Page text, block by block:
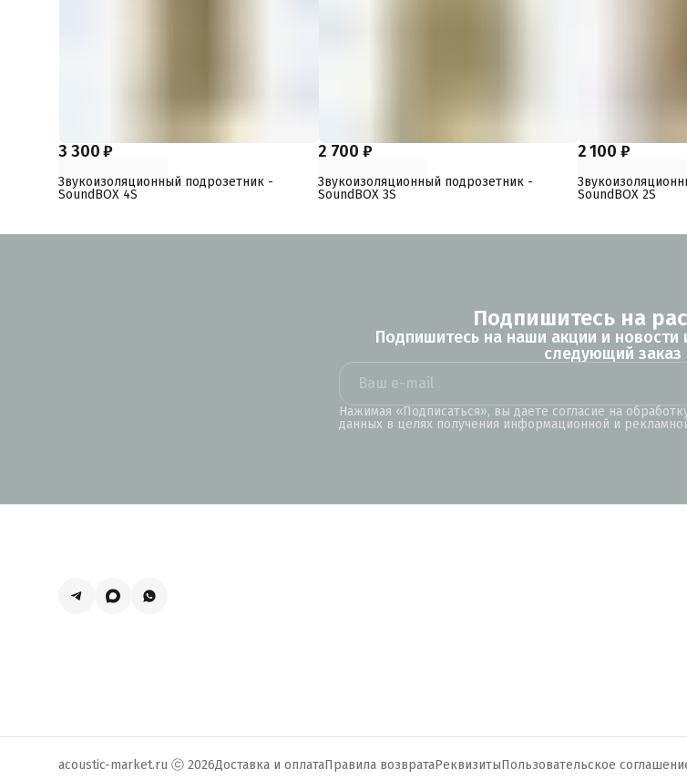
3 300 ₽
Звукоизоляционный подрозетник -
SoundBOX 4S
2 700 ₽
Звукоизоляционный подрозетник -
SoundBOX 3S
2 100 ₽
SoundBOX 2S
Подпишитесь на
Подпишитесь на наши акции и новости
следующий заказ
Нажимая «Подписаться», вы даете согласие на
данных в целях получения информационной и
acoustic-market.ru ⓒ 2026Доставка и оплатаПравила возвратаРеквизитыПользовательское